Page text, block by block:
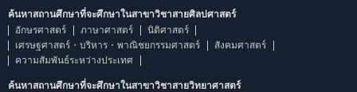
ค้นหาสถานศึกษาที่จะศึกษาในสาขาวิชาสายศิลปศาสตร์
อักษรศาสตร์
ภาษาศาสตร์
นิติศาสตร์
เศรษฐศาสตร์・บริหาร・พาณิชยกรรมศาสตร์
สังคมศาสตร์
ความสัมพันธ์ระหว่างประเทศ
ค้นหาสถานศึกษาที่จะศึกษาในสาขาวิชาสายวิทยาศาสตร์